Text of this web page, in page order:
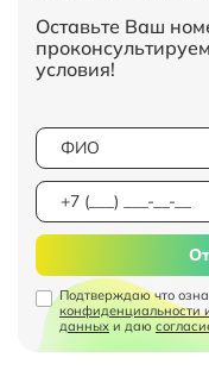
Оставьте Ваш
условия!
Подтверждаю что
конфиденциальности
данных и даю